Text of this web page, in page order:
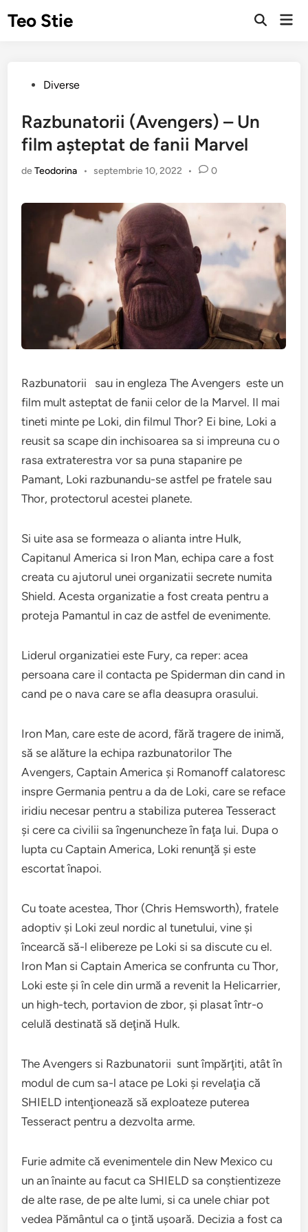
Teo Stie
Deschide
PublicatDiverse
Razbunatorii (Avengers) – Un
film așteptat de fanii Marvel
deTeodorina • septembrie 10, 2022 • 0
Razbunatorii sau in engleza The Avengers este un
film mult asteptat de fanii celor de la Marvel. Il mai
tineti minte pe Loki, din filmul Thor? Ei bine, Loki a
reusit sa scape din inchisoarea sa si impreuna cu o
rasa extraterestra vor sa puna stapanire pe
Pamant, Loki razbunandu-se astfel pe fratele sau
Thor, protectorul acestei planete.
Si uite asa se formeaza o alianta intre Hulk,
Capitanul America si Iron Man, echipa care a fost
creata cu ajutorul unei organizatii secrete numita
Shield. Acesta organizatie a fost creata pentru a
proteja Pamantul in caz de astfel de evenimente.
Liderul organizatiei este Fury, ca reper: acea
persoana care il contacta pe Spiderman din cand in
cand pe o nava care se afla deasupra orasului.
Iron Man, care este de acord, fără tragere de inimă,
să se alăture la echipa razbunatorilor The
Avengers, Captain America şi Romanoff calatoresc
inspre Germania pentru a da de Loki, care se reface
iridiu necesar pentru a stabiliza puterea Tesseract
şi cere ca civilii sa îngenuncheze în faţa lui. Dupa o
lupta cu Captain America, Loki renunţă şi este
escortat înapoi.
Cu toate acestea, Thor (Chris Hemsworth), fratele
adoptiv şi Loki zeul nordic al tunetului, vine şi
încearcă să-l elibereze pe Loki si sa discute cu el.
Iron Man si Captain America se confrunta cu Thor,
Loki este şi în cele din urmă a revenit la Helicarrier,
un high-tech, portavion de zbor, şi plasat într-o
celulă destinată să deţină Hulk.
The Avengers si Razbunatorii sunt împărţiti, atât în
modul de cum sa-l atace pe Loki şi revelaţia că
SHIELD intenţionează să exploateze puterea
Tesseract pentru a dezvolta arme.
Furie admite că evenimentele din New Mexico cu
un an înainte au facut ca SHIELD sa conştientizeze
de alte rase, de pe alte lumi, si ca unele chiar pot
vedea Pământul ca o ţintă uşoară. Decizia a fost ca